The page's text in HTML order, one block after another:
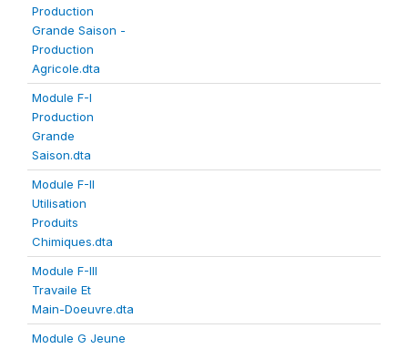
Production
Grande Saison -
Production
Agricole.dta
Module F-I
Production
Grande
Saison.dta
Module F-II
Utilisation
Produits
Chimiques.dta
Module F-III
Travaile Et
Main-Doeuvre.dta
Module G Jeune